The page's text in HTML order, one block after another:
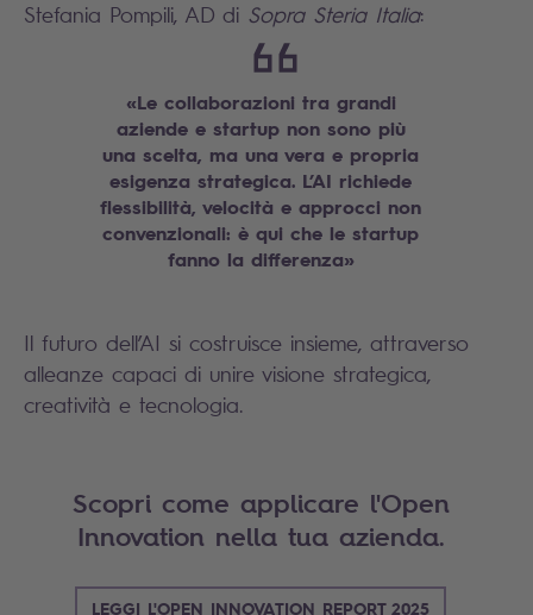
Stefania Pompili, AD di Sopra Steria Italia:
«Le collaborazioni tra grandi
aziende e startup non sono più
una scelta, ma una vera e propria
esigenza strategica. L’AI richiede
flessibilità, velocità e approcci non
convenzionali: è qui che le startup
fanno la differenza»
Il futuro dell’AI si costruisce insieme, attraverso
alleanze capaci di unire visione strategica,
creatività e tecnologia.
Scopri come applicare l'Open
Innovation nella tua azienda.
LEGGI L'OPEN INNOVATION REPORT 2025